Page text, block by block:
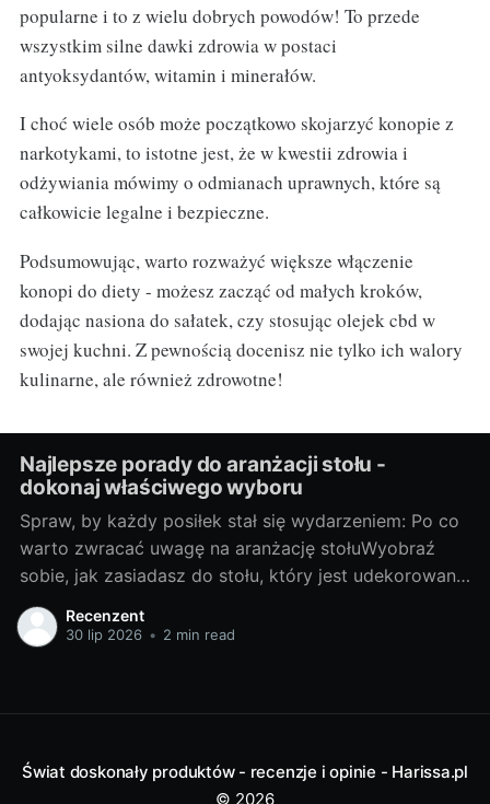
popularne i to z wielu dobrych powodów! To przede
wszystkim silne dawki zdrowia w postaci
antyoksydantów, witamin i minerałów.
I choć wiele osób może początkowo skojarzyć konopie z
narkotykami, to istotne jest, że w kwestii zdrowia i
odżywiania mówimy o odmianach uprawnych, które są
całkowicie legalne i bezpieczne.
Podsumowując, warto rozważyć większe włączenie
konopi do diety - możesz zacząć od małych kroków,
dodając nasiona do sałatek, czy stosując olejek cbd w
swojej kuchni. Z pewnością docenisz nie tylko ich walory
kulinarne, ale również zdrowotne!
Najlepsze porady do aranżacji stołu -
dokonaj właściwego wyboru
Spraw, by każdy posiłek stał się wydarzeniem: Po co
warto zwracać uwagę na aranżację stołuWyobraź
sobie, jak zasiadasz do stołu, który jest udekorowany
z troską i wyobraźnią. Każda filiżanka, talerz i
sztućce są umieszczone na miejscu, tworząc piękną
Recenzent
30 lip 2026 • 2 min read
Świat doskonały produktów - recenzje i opinie - Harissa.pl
© 2026